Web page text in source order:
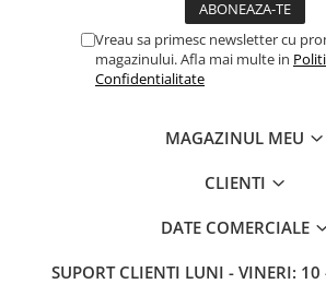
Vreau sa primesc newsletter cu
magazinului. Afla mai multe in
Confidentialitate
MAGAZINUL MEU
CLIENTI
DATE COMERCIALE
SUPORT CLIENTI LUNI - VINERI: 10